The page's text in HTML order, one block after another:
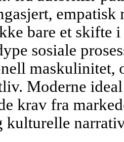
empatisk
bare et skifte
sosiale
maskulinitet,
Moderne
krav fra